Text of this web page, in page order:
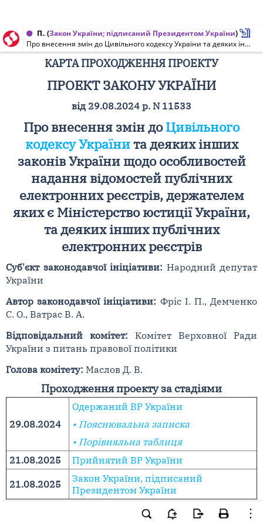
Проект Закону України, Карта проходження проекту від 21.08.2025 № 11533(Закон України; підписаний Президентом України)
Про внесення змін до Цивільного кодексу України та деяких інших законів України щодо особливостей надання відомостей публічних електронних реєстрів, держателем яких є Міністерство юстиції України, та деяких інших публічних електронних реєстрів